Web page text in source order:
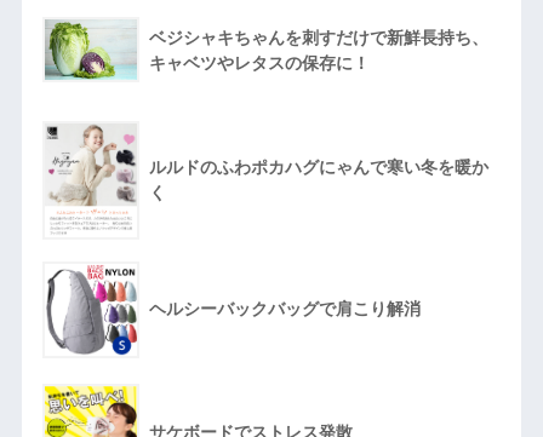
ベジシャキちゃんを刺すだけで新鮮長持ち、
キャベツやレタスの保存に！
ルルドのふわポカハグにゃんで寒い冬を暖か
く
ヘルシーバックバッグで肩こり解消
サケボードでストレス発散